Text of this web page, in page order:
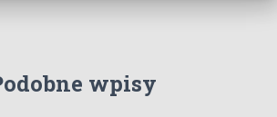
wpisy